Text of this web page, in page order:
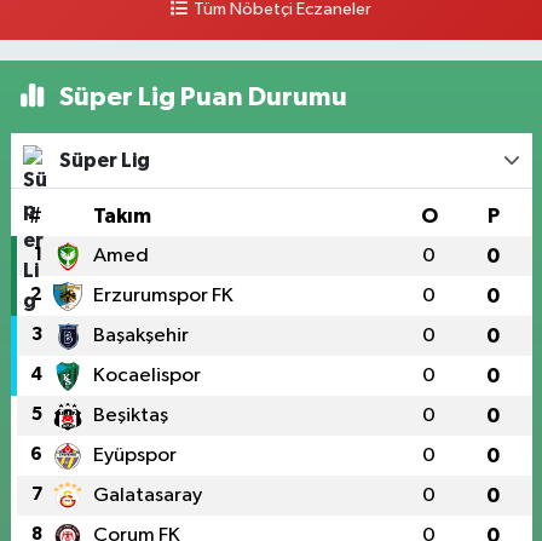
Tüm Nöbetçi Eczaneler
Süper Lig Puan Durumu
Süper Lig
# Takım O P
1 Amed 0 0
2 Erzurumspor FK 0 0
3 Başakşehir 0 0
4 Kocaelispor 0 0
5 Beşiktaş 0 0
6 Eyüpspor 0 0
7 Galatasaray 0 0
8 Çorum FK 0 0